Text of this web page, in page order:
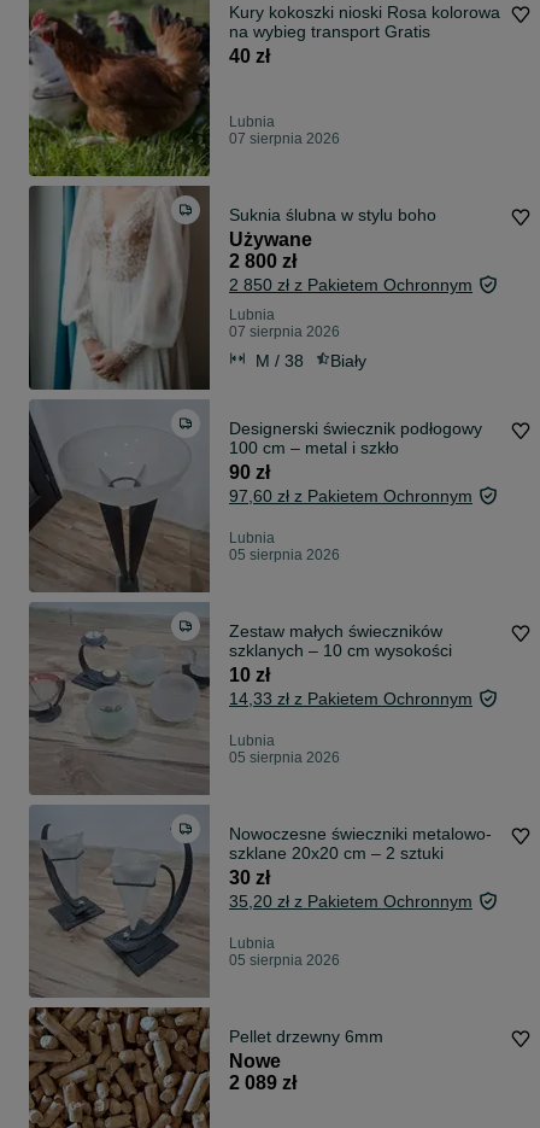
Kury kokoszki nioski Rosa kolorowa
na wybieg transport Gratis
40 zł
Lubnia
07 sierpnia 2026
Suknia ślubna w stylu boho
Używane
2 800 zł
2 850 zł z Pakietem Ochronnym
Lubnia
07 sierpnia 2026
M / 38 Biały
Designerski świecznik podłogowy
100 cm – metal i szkło
90 zł
97,60 zł z Pakietem Ochronnym
Lubnia
05 sierpnia 2026
Zestaw małych świeczników
szklanych – 10 cm wysokości
10 zł
14,33 zł z Pakietem Ochronnym
Lubnia
05 sierpnia 2026
Nowoczesne świeczniki metalowo-
szklane 20x20 cm – 2 sztuki
30 zł
35,20 zł z Pakietem Ochronnym
Lubnia
05 sierpnia 2026
Pellet drzewny 6mm
Nowe
2 089 zł